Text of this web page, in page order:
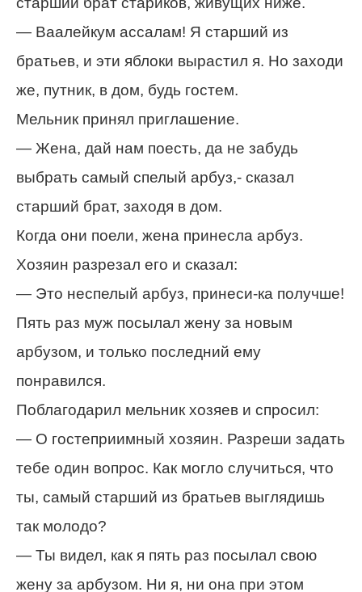
— Ваалейкум ассалам! Я старший из
братьев, и эти яблоки вырастил я. Но заходи
же, путник, в дом, будь гостем.
Мельник принял приглашение.
— Жена, дай нам поесть, да не забудь
выбрать самый спелый арбуз,- сказал
старший брат, заходя в дом.
Когда они поели, жена принесла арбуз.
Хозяин разрезал его и сказал:
— Это неспелый арбуз, принеси-ка получше!
Пять раз муж посылал жену за новым
арбузом, и только последний ему
понравился.
Поблагодарил мельник хозяев и спросил:
— О гостеприимный хозяин. Разреши задать
тебе один вопрос. Как могло случиться, что
ты, самый старший из братьев выглядишь
так молодо?
— Ты видел, как я пять раз посылал свою
жену за арбузом. Ни я, ни она при этом